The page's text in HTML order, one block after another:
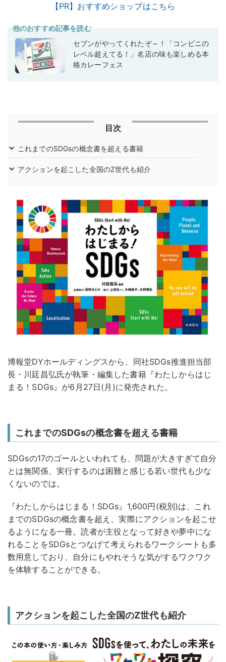
【PR】おすすめショップはこちら
他のおすすめ記事を読む
セブンがやってくれたぞ～！「コンビニの
レベル超えてる！」名店の味も楽しめる本
格カレーフェス
目次
これまでのSDGsの概念書を超える書籍
アクションを起こした全国のZ世代も紹介
博報堂DYホールディングスから、同社SDGs推進担当部
長・川廷昌弘氏が執筆・編集した書籍『わたしからはじ
まる！SDGs』が6月27日(月)に発売された。
これまでのSDGsの概念書を超える書籍
SDGsの17のゴールといわれても、問題が大きすぎて自分
とは無関係、実行するのは困難と感じる若い世代も少な
くないのでは。
『わたしからはじまる！SDGs』1,600円(税別)は、これ
までのSDGsの概念書を超え、実際にアクションを起こせ
るようになる一冊。読者が主役となって好きや夢中にな
れることをSDGsとつなげて考えられるワークシートも多
数用意しており、自分にもやれそうな気がするワクワク
を体験することができる。
アクションを起こした全国のZ世代も紹介